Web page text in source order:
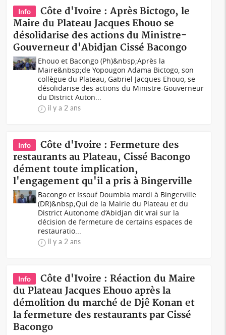
Info
Côte d'Ivoire : Après Bictogo, le
Maire du Plateau Jacques Ehouo se
désolidarise des actions du Ministre-
Gouverneur d'Abidjan Cissé Bacongo
Ehouo et Bacongo (Ph)&nbsp;Après la
Maire&nbsp;de Yopougon Adama Bictogo, son
collègue du Plateau, Gabriel Jacques Ehouo, se
désolidarise des actions du Ministre-Gouverneur
du District Auton...
il y a 2 ans
Info
Côte d'Ivoire : Fermeture des
restaurants au Plateau, Cissé Bacongo
dément toute implication,
l'engagement qu'il a pris à Bingerville
Bacongo et Issouf Doumbia mardi à Bingerville
(DR)&nbsp;Qui de la Mairie du Plateau et du
District Autonome d’Abidjan dit vrai sur la
décision de fermeture de certains espaces de
restauratio...
il y a 2 ans
Info
Côte d'Ivoire : Réaction du Maire
du Plateau Jacques Ehouo après la
démolition du marché de Djê Konan et
la fermeture des restaurants par Cissé
Bacongo